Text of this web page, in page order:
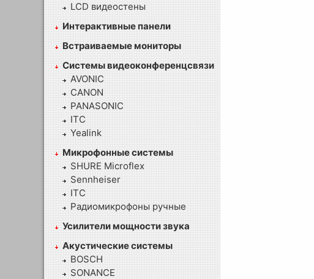
LCD видеостены
Интерактивные панели
Встраиваемые мониторы
Системы видеоконференцсвязи
AVONIC
CANON
PANASONIC
ITC
Yealink
Микрофонные системы
SHURE Microflex
Sennheiser
ITC
Радиомикрофоны ручные
Усилители мощности звука
Акустические системы
BOSCH
SONANCE